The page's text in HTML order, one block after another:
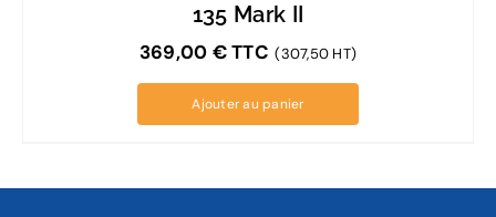
135 Mark II
369,00 €TTC (307,50 HT)
Ajouter au panier